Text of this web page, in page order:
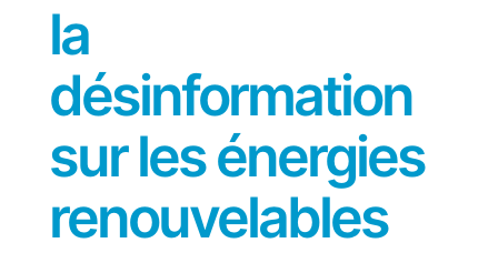
la
désinformation
sur les énergies
renouvelables